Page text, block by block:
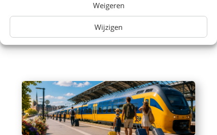
Weigeren
Wijzigen
NS presteert beter dan afgesproken: ruim 86%
van de treinreizigers komt op tijd aan